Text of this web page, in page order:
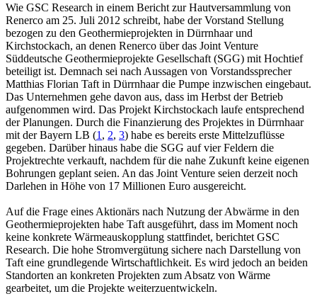
Wie GSC Research in einem Bericht zur Hautversammlung von
Renerco am 25. Juli 2012 schreibt, habe der Vorstand Stellung
bezogen zu den Geothermieprojekten in Dürrnhaar und
Kirchstockach, an denen Renerco über das Joint Venture
Süddeutsche Geothermieprojekte Gesellschaft (SGG) mit Hochtief
beteiligt ist. Demnach sei nach Aussagen von Vorstandssprecher
Matthias Florian Taft in Dürrnhaar die Pumpe inzwischen eingebaut.
Das Unternehmen gehe davon aus, dass im Herbst der Betrieb
aufgenommen wird. Das Projekt Kirchstockach laufe entsprechend
der Planungen. Durch die Finanzierung des Projektes in Dürrnhaar
mit der Bayern LB (1 , 2, 3) habe es bereits erste Mittelzuflüsse
gegeben. Darüber hinaus habe die SGG auf vier Feldern die
Projektrechte verkauft, nachdem für die nahe Zukunft keine eigenen
Bohrungen geplant seien. An das Joint Venture seien derzeit noch
Darlehen in Höhe von 17 Millionen Euro ausgereicht.
Auf die Frage eines Aktionärs nach Nutzung der Abwärme in den
Geothermieprojekten habe Taft ausgeführt, dass im Moment noch
keine konkrete Wärmeauskopplung stattfindet, berichtet GSC
Research. Die hohe Stromvergütung sichere nach Darstellung von
Taft eine grundlegende Wirtschaftlichkeit. Es wird jedoch an beiden
Standorten an konkreten Projekten zum Absatz von Wärme
gearbeitet, um die Projekte weiterzuentwickeln.